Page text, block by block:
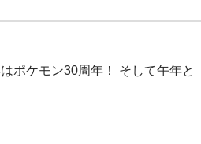
ポケモン30周年！ そして午年と